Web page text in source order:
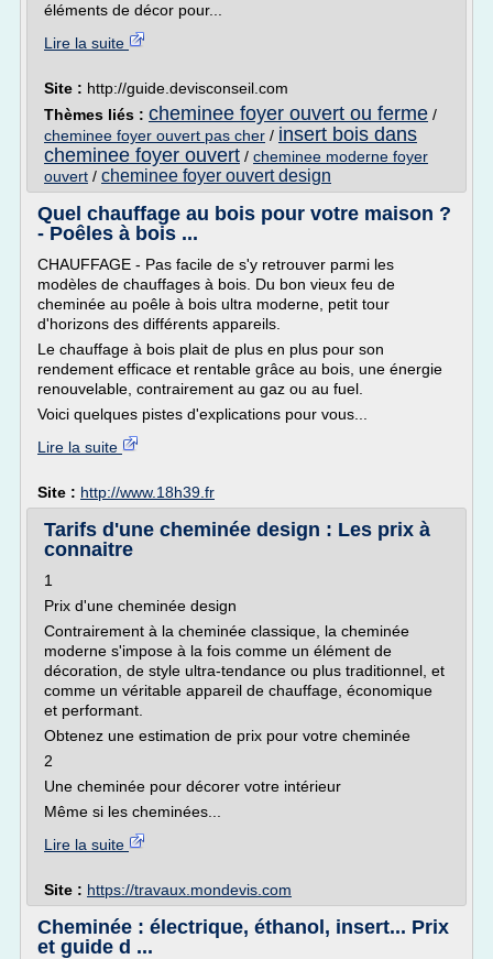
éléments de décor pour...
Lire la suite
Site : http://guide.devisconseil.com
Thèmes liés : cheminee foyer ouvert ou ferme /
cheminee foyer ouvert pas cher / insert bois dans
cheminee foyer ouvert / cheminee moderne foyer
ouvert / cheminee foyer ouvert design
Quel chauffage au bois pour votre maison ?
- Poêles à bois ...
CHAUFFAGE - Pas facile de s'y retrouver parmi les
modèles de chauffages à bois. Du bon vieux feu de
cheminée au poêle à bois ultra moderne, petit tour
d'horizons des différents appareils.
Le chauffage à bois plait de plus en plus pour son
rendement efficace et rentable grâce au bois, une énergie
renouvelable, contrairement au gaz ou au fuel.
Voici quelques pistes d'explications pour vous...
Lire la suite
Site : http://www.18h39.fr
Tarifs d'une cheminée design : Les prix à
connaitre
1
Prix d'une cheminée design
Contrairement à la cheminée classique, la cheminée
moderne s'impose à la fois comme un élément de
décoration, de style ultra-tendance ou plus traditionnel, et
comme un véritable appareil de chauffage, économique
et performant.
Obtenez une estimation de prix pour votre cheminée
2
Une cheminée pour décorer votre intérieur
Même si les cheminées...
Lire la suite
Site : https://travaux.mondevis.com
Cheminée : électrique, éthanol, insert... Prix
et guide d ...